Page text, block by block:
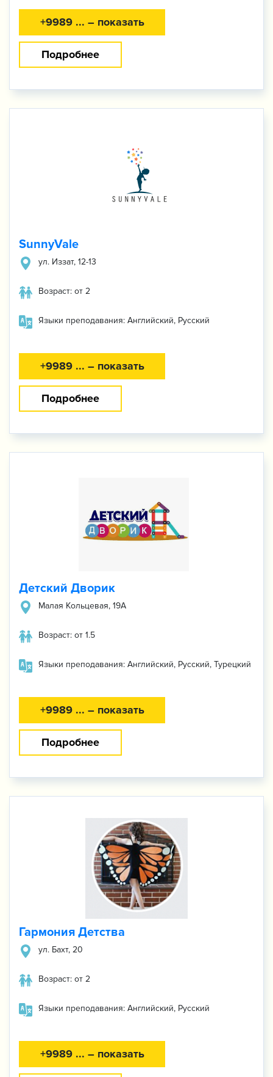
+9989 ... – показать
Подробнее
SunnyVale
ул. Иззат, 12-13
Возраст: от 2
Языки преподавания: Английский, Русский
+9989 ... – показать
Подробнее
Детский Дворик
Малая Кольцевая, 19A
Возраст: от 1.5
Языки преподавания: Английский, Русский, Турецкий
+9989 ... – показать
Подробнее
Гармония Детства
ул. ​Бахт, 20
Возраст: от 2
Языки преподавания: Английский, Русский
+9989 ... – показать